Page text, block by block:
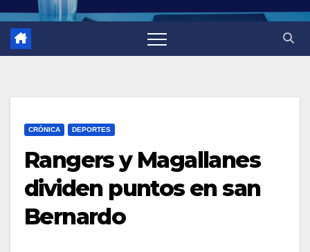
CRÓNICA DEPORTES
Rangers y Magallanes
dividen puntos en san
Bernardo